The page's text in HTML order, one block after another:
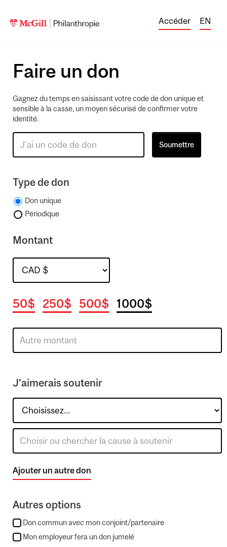
Accéder EN
Faire un don
Gagnez du temps en saisissant votre code de don unique et
sensible à la casse, un moyen sécurisé de confirmer votre
identité.
Type de don
Don unique
Périodique
Montant
50$ 250$ 500$ 1000$
J'aimerais soutenir
Ajouter un autre don
Autres options
Don commun avec mon conjoint/partenaire
Mon employeur fera un don jumelé